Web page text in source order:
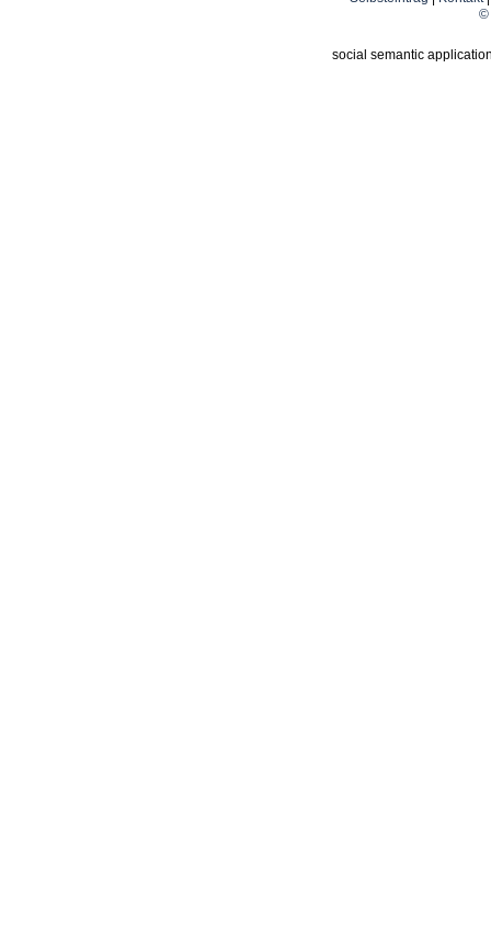
©
social semantic